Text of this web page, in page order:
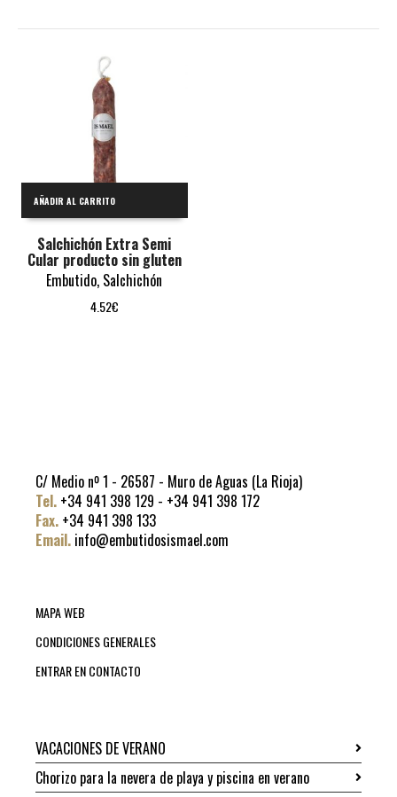
AÑADIR AL CARRITO
Salchichón Extra Semi
Cular producto sin gluten
Embutido, Salchichón
4.52€
C/ Medio nº 1 - 26587 - Muro de Aguas (La Rioja)
Tel. +34 941 398 129 - +34 941 398 172
Fax. +34 941 398 133
Email. info@embutidosismael.com
MAPA WEB
CONDICIONES GENERALES
ENTRAR EN CONTACTO
VACACIONES DE VERANO
Chorizo para la nevera de playa y piscina en verano